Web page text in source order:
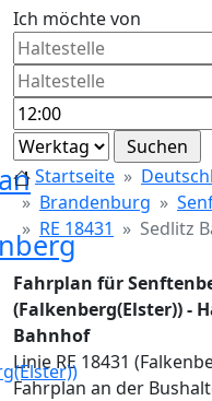
Ich möchte von
Startseite
Brandenburg
RE 18431
Sedlitz
Fahrplan für
(Falkenberg(Elster)) -
Bahnhof
Linie RE 18431
Fahrplan an der